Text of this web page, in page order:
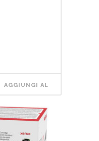
AGGIUNGI AL
CARRELLO